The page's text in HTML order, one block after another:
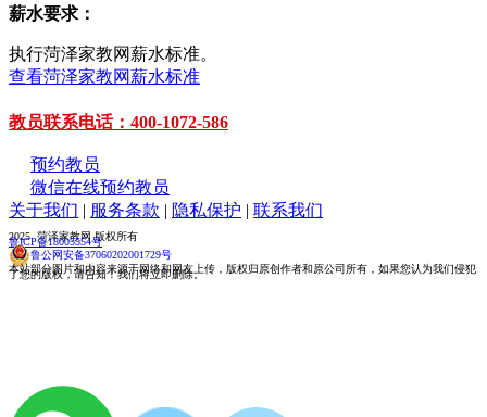
薪水要求：
执行菏泽家教网薪水标准。
查看菏泽家教网薪水标准
教员联系电话：400-1072-586
预约教员
微信在线预约教员
关于我们 | 服务条款 | 隐私保护 | 联系我们
2025 菏泽家教网 版权所有
鲁ICP备18005554号
鲁公网安备37060202001729号
本站部分图片和内容来源于网络和网友上传，版权归原创作者和原公司所有，如果您认为我们侵犯
了您的版权，请告知！我们将立即删除。